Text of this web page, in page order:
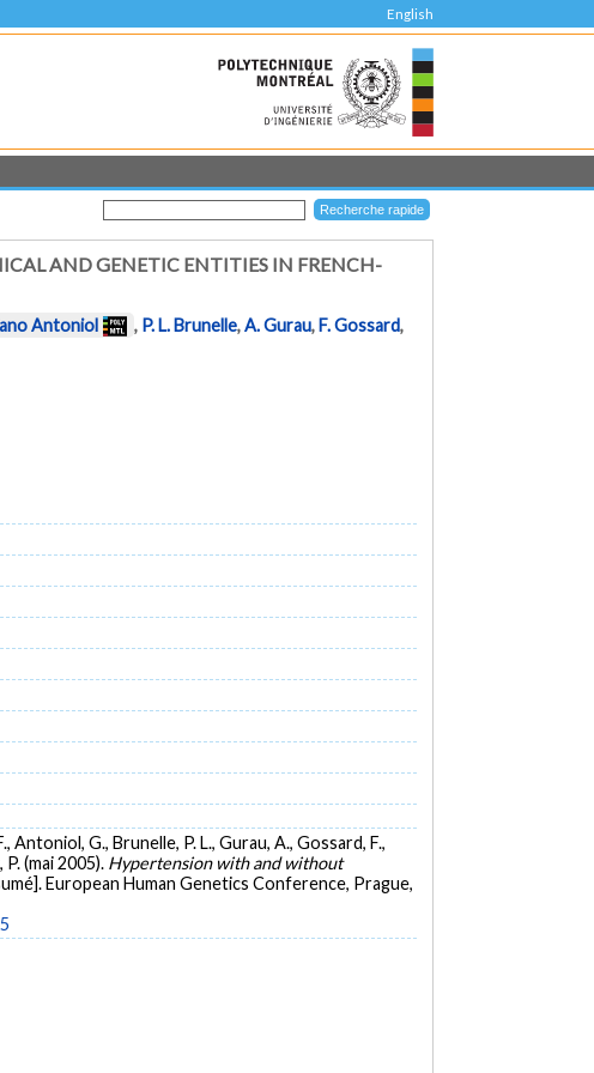
English
AND GENETIC ENTITIES IN FRENCH-
Antoniol , P. L. Brunelle,A. Gurau,F. Gossard,
Antoniol, G., Brunelle, P. L., Gurau, A., Gossard, F.,
(mai 2005). Hypertension with and without
European Human Genetics Conference, Prague,